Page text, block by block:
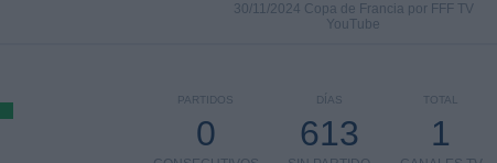
30/11/2024 Copa de Francia por FFF TV
YouTube
TOTAL
1
DÍAS
613
PARTIDOS
0